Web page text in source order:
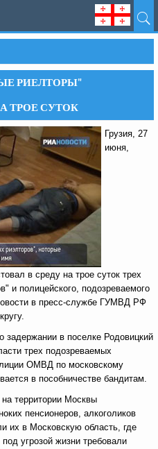
РИЕЛТОРЫ"
ТРОЕ СУТОК
Грузия, 27
июня,
в среду на трое суток трех
и полицейского, подозреваемого
в пресс-службе ГУМВД РФ
в поселке Родовицкий
трех подозреваемых
ОМВД по московскому
в пособничестве бандитам.
территории Москвы
пенсионеров, алкоголиков
их в Московскую область, где
угрозой жизни требовали